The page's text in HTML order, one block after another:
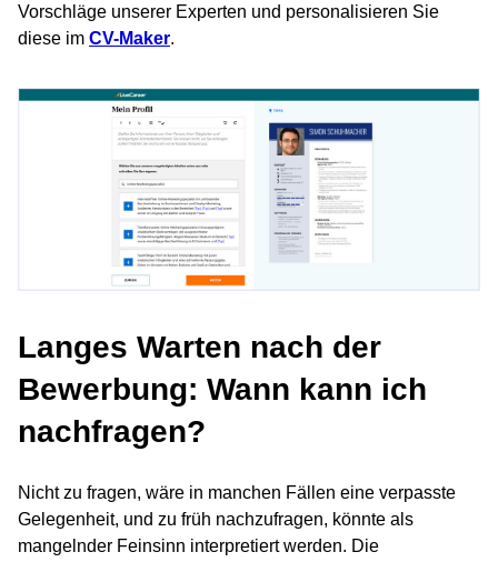
Vorschläge unserer Experten und personalisieren Sie
diese im CV-Maker.
Langes Warten nach der
Bewerbung: Wann kann ich
nachfragen?
Nicht zu fragen, wäre in manchen Fällen eine verpasste
Gelegenheit, und zu früh nachzufragen, könnte als
mangelnder Feinsinn interpretiert werden. Die